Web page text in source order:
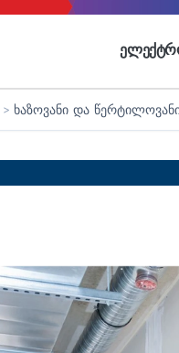
> ხაზოვანი და